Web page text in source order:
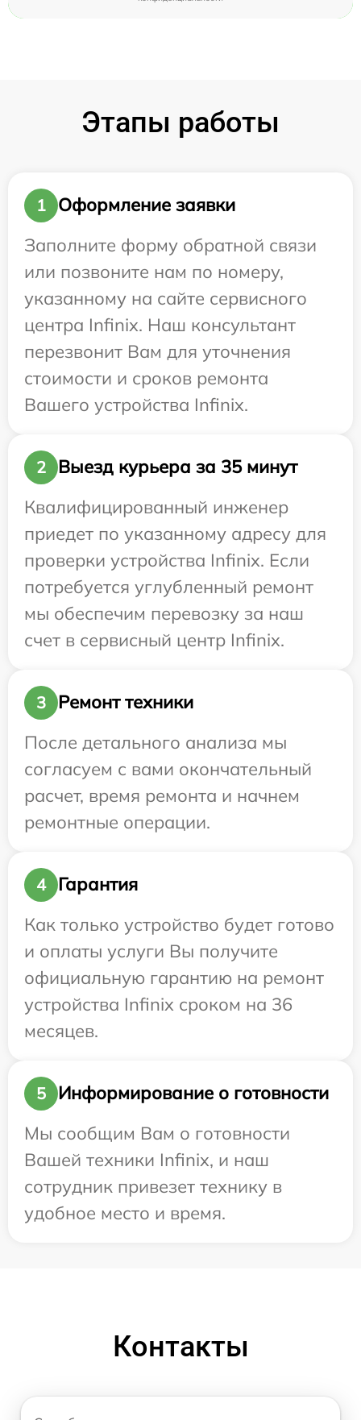
Этапы работы
1
Оформление заявки
Заполните форму обратной связи
или позвоните нам по номеру,
указанному на сайте сервисного
центра Infinix. Наш консультант
перезвонит Вам для уточнения
стоимости и сроков ремонта
Вашего устройства Infinix.
2
Выезд курьера за 35 минут
Квалифицированный инженер
приедет по указанному адресу для
проверки устройства Infinix. Если
потребуется углубленный ремонт
мы обеспечим перевозку за наш
счет в сервисный центр Infinix.
3
Ремонт техники
После детального анализа мы
согласуем с вами окончательный
расчет, время ремонта и начнем
ремонтные операции.
4
Гарантия
Как только устройство будет готово
и оплаты услуги Вы получите
официальную гарантию на ремонт
устройства Infinix сроком на 36
месяцев.
5
Информирование о готовности
Мы сообщим Вам о готовности
Вашей техники Infinix, и наш
сотрудник привезет технику в
удобное место и время.
Контакты